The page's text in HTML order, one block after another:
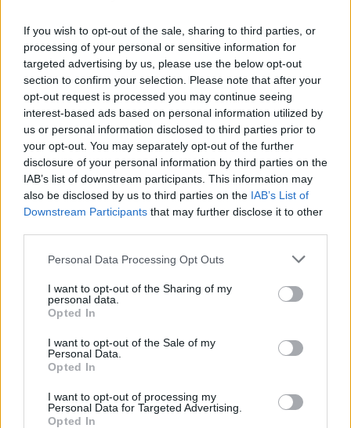
If you wish to opt-out of the sale, sharing to third parties, or
processing of your personal or sensitive information for
targeted advertising by us, please use the below opt-out
section to confirm your selection. Please note that after your
opt-out request is processed you may continue seeing
interest-based ads based on personal information utilized by
us or personal information disclosed to third parties prior to
your opt-out. You may separately opt-out of the further
disclosure of your personal information by third parties on the
IAB’s list of downstream participants. This information may
also be disclosed by us to third parties on the IAB’s List of
Downstream Participants that may further disclose it to other
Personal Data Processing Opt Outs
I want to opt-out of the Sharing of my
personal data.
Opted In
I want to opt-out of the Sale of my
Personal Data.
Opted In
I want to opt-out of processing my
Personal Data for Targeted Advertising.
Opted In
Πρωινή 5-8-2026